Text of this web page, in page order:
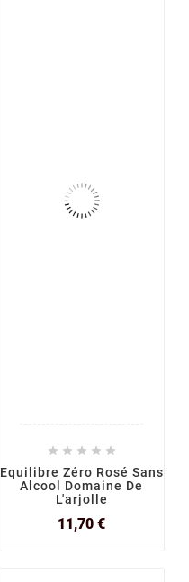
    
Equilibre Zéro Rosé Sans
Alcool Domaine De
L'arjolle
11,70 €Prix